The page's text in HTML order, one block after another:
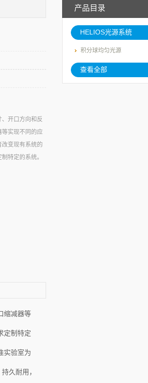
产品目录
HELIOS光源系统
积分球均匀光源
查看全部
开口方向和反
等实现不同的应
变现有系统的
特定的系统。
缩减器等
定制特定
实验室为
久耐用，